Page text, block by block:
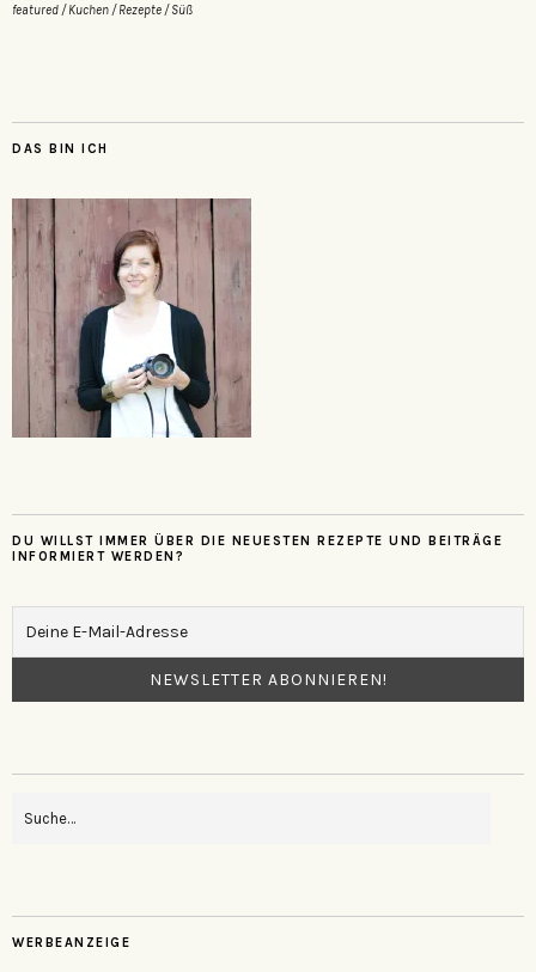
featured /Kuchen /Rezepte /Süß
DAS BIN ICH
DU WILLST IMMER ÜBER DIE NEUESTEN REZEPTE UND BEITRÄGE
INFORMIERT WERDEN?
WERBEANZEIGE